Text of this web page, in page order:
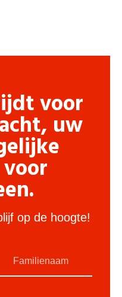
voor
uw
op de hoogte!